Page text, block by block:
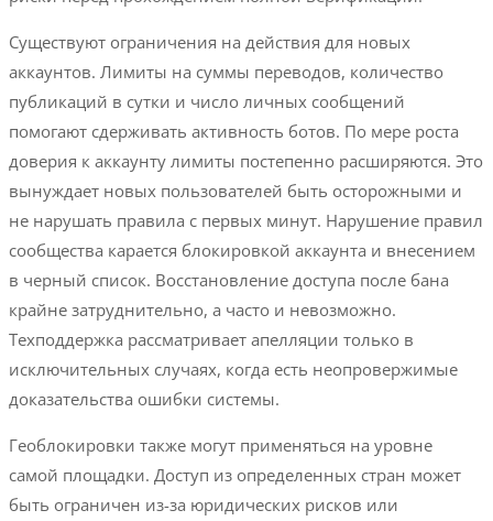
Существуют ограничения на действия для новых
аккаунтов. Лимиты на суммы переводов, количество
публикаций в сутки и число личных сообщений
помогают сдерживать активность ботов. По мере роста
доверия к аккаунту лимиты постепенно расширяются. Это
вынуждает новых пользователей быть осторожными и
не нарушать правила с первых минут. Нарушение правил
сообщества карается блокировкой аккаунта и внесением
в черный список. Восстановление доступа после бана
крайне затруднительно, а часто и невозможно.
Техподдержка рассматривает апелляции только в
исключительных случаях, когда есть неопровержимые
доказательства ошибки системы.
Геоблокировки также могут применяться на уровне
самой площадки. Доступ из определенных стран может
быть ограничен из-за юридических рисков или